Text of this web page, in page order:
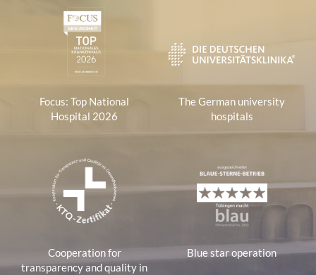
Focus: Top National
Hospital 2026
The German university
hospitals
Cooperation for
transparency and quality in
Blue star operation